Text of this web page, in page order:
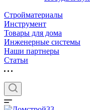
Стройматериалы
Инструмент
Товары для дома
Инженерные системы
Наши партнеры
Статьи